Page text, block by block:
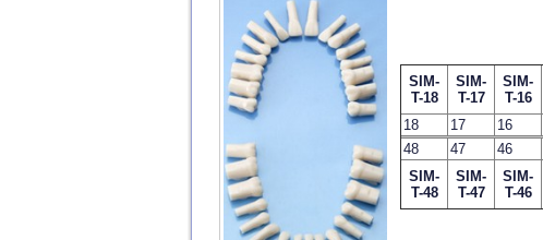
SIM-
T-18
SIM-
T-17
SIM-
T-16
18
17 16
48
47 46
SIM-
T-48
SIM-
T-47
SIM-
T-46